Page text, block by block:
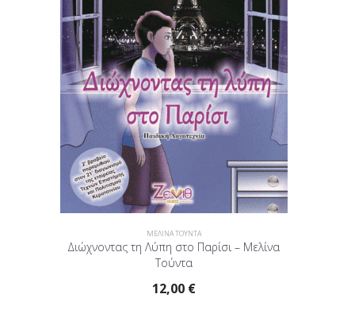
ΜΕΛΙΝΑ ΤΟΥΝΤΑ
Διώχνοντας τη Λύπη στο Παρίσι – Μελίνα
Τούντα
12,00 €